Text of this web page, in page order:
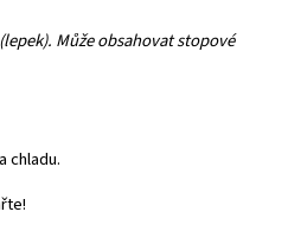
Může obsahovat stopové
chladu.